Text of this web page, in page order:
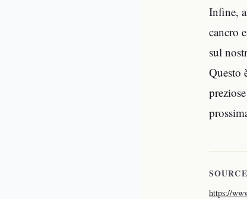
Infine,
cancro
sul
Questo
https://